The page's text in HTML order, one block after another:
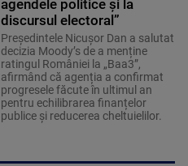
agendele politice şi la
discursul electoral”
Președintele Nicușor Dan a salutat
decizia Moody’s de a menține
ratingul României la „Baa3”,
afirmând că agenția a confirmat
progresele făcute în ultimul an
pentru echilibrarea finanțelor
publice și reducerea cheltuielilor.